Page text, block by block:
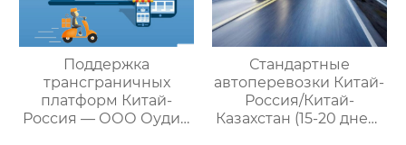
Поддержка
трансграничных
платформ Китай-
Россия — ООО Оудин
Стандартные
автоперевозки Китай-
Россия/Китай-
Казахстан (15-20 дней)